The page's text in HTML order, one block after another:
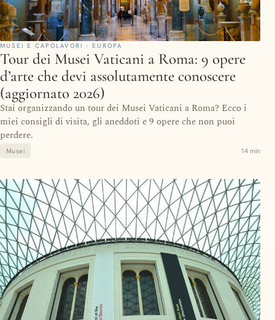
MUSEI E CAPOLAVORI · EUROPA
Tour dei Musei Vaticani a Roma: 9 opere
d’arte che devi assolutamente conoscere
(aggiornato 2026)
Stai organizzando un tour dei Musei Vaticani a Roma? Ecco i
miei consigli di visita, gli aneddoti e 9 opere che non puoi
perdere.
Musei 14 min